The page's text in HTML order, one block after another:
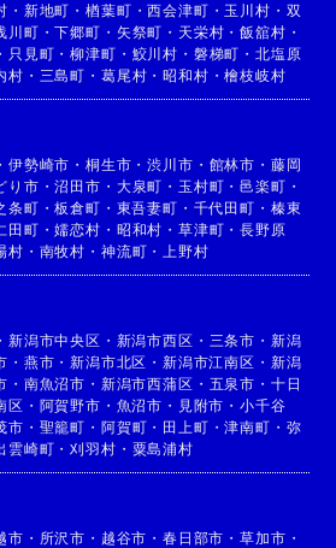
・ 新地町 ・楢葉町 ・西会津町 ・ 玉川村 ・ 双
川町 ・下郷町 ・ 矢祭町 ・ 天栄村 ・飯舘村 ・
・ 只見町 ・柳津町 ・ 鮫川村 ・ 磐梯町 ・ 北塩原
村 ・ 三島町 ・ 葛尾村 ・昭和村 ・檜枝岐村
・伊勢崎市 ・桐生市 ・渋川市 ・ 館林市 ・ 藤岡
り市 ・沼田市 ・ 大泉町 ・ 玉村町 ・邑楽町 ・
条町 ・板倉町 ・ 東吾妻町 ・ 千代田町 ・ 榛東
田町 ・嬬恋村 ・ 昭和村 ・ 草津町 ・長野原
村 ・ 南牧村 ・ 神流町 ・ 上野村
・新潟市中央区 ・ 新潟市西区 ・ 三条市 ・ 新潟
・ 燕市 ・新潟市北区 ・新潟市江南区 ・ 新潟
・ 南魚沼市 ・ 新潟市西蒲区 ・ 五泉市 ・ 十日
区 ・ 阿賀野市 ・ 魚沼市 ・ 見附市 ・小千谷
市 ・ 聖籠町 ・ 阿賀町 ・ 田上町 ・津南町 ・ 弥
雲崎町 ・刈羽村 ・ 粟島浦村
市 ・ 所沢市 ・ 越谷市 ・春日部市 ・草加市 ・